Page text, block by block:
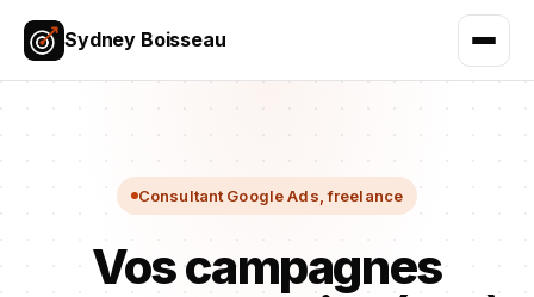
Sydney Boisseau
Consultant Google Ads, freelance
Vos campagnes